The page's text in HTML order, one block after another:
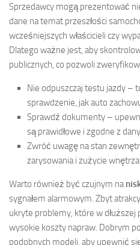
Sprzedawcy mogą prezentować
dane na temat przeszłości
wcześniejszych właścicieli czy
Dlatego ważne jest, aby
publicznych, co pozwoli
Nie odpuszczaj testu jazdy –
sprawdzenie, jak auto
Sprawdź dokumenty –
są prawidłowe i zgodne z
Zwróć uwagę na stan
zarysowania i zużycie
Warto również być czujnym na
sygnałem alarmowym. Zbyt
ukryte problemy, które w
wysokie koszty napraw. Dobrym
podobnych modeli, aby upewnić